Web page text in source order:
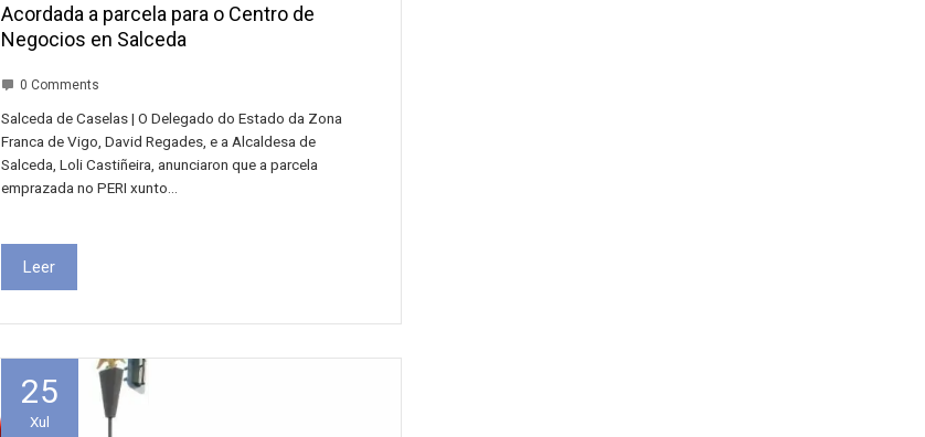
Acordada a parcela para o Centro de
Negocios en Salceda
0 Comments
Salceda de Caselas | O Delegado do Estado da Zona
Franca de Vigo, David Regades, e a Alcaldesa de
Salceda, Loli Castiñeira, anunciaron que a parcela
emprazada no PERI xunto…
Leer
25
Xul